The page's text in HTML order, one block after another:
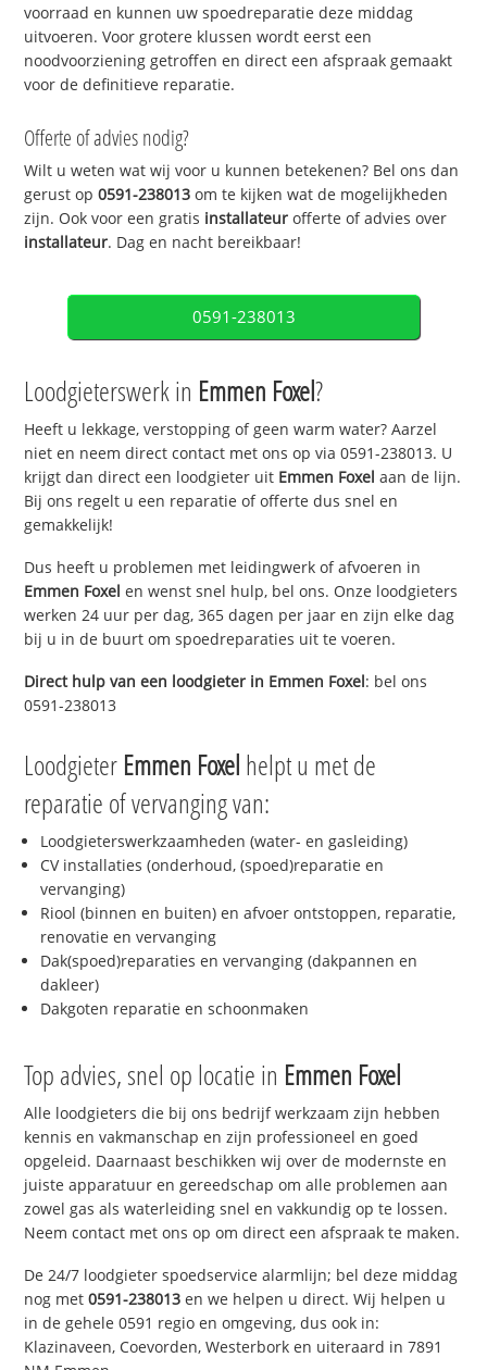
voorraad en kunnen uw spoedreparatie deze middag
uitvoeren. Voor grotere klussen wordt eerst een
noodvoorziening getroffen en direct een afspraak gemaakt
voor de definitieve reparatie.
Offerte of advies nodig?
Wilt u weten wat wij voor u kunnen betekenen? Bel ons dan
gerust op0591-238013 om te kijken wat de mogelijkheden
zijn. Ook voor een gratis installateur offerte of advies over
installateur. Dag en nacht bereikbaar!
0591-238013
Loodgieterswerk in Emmen Foxel?
Heeft u lekkage, verstopping of geen warm water? Aarzel
niet en neem direct contact met ons op via 0591-238013. U
krijgt dan direct een loodgieter uit Emmen Foxel aan de lijn.
Bij ons regelt u een reparatie of offerte dus snel en
gemakkelijk!
Dus heeft u problemen met leidingwerk of afvoeren in
Emmen Foxel en wenst snel hulp, bel ons. Onze loodgieters
werken 24 uur per dag, 365 dagen per jaar en zijn elke dag
bij u in de buurt om spoedreparaties uit te voeren.
Direct hulp van een loodgieter in Emmen Foxel: bel ons
0591-238013
Loodgieter Emmen Foxel helpt u met de
reparatie of vervanging van:
Loodgieterswerkzaamheden (water- en gasleiding)
CV installaties (onderhoud, (spoed)reparatie en
vervanging)
Riool (binnen en buiten) en afvoer ontstoppen, reparatie,
renovatie en vervanging
Dak(spoed)reparaties en vervanging (dakpannen en
dakleer)
Dakgoten reparatie en schoonmaken
Top advies, snel op locatie in Emmen Foxel
Alle loodgieters die bij ons bedrijf werkzaam zijn hebben
kennis en vakmanschap en zijn professioneel en goed
opgeleid. Daarnaast beschikken wij over de modernste en
juiste apparatuur en gereedschap om alle problemen aan
zowel gas als waterleiding snel en vakkundig op te lossen.
Neem contact met ons op om direct een afspraak te maken.
De 24/7 loodgieter spoedservice alarmlijn; bel deze middag
nog met0591-238013 en we helpen u direct. Wij helpen u
in de gehele 0591 regio en omgeving, dus ook in:
Klazinaveen, Coevorden, Westerbork en uiteraard in 7891